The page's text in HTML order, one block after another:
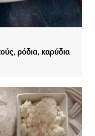
ρόδια, καρύδια